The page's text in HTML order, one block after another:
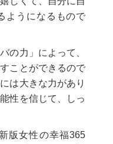
ようになるもので
の力」によって、
ことができるので
は大きな力があり
性を信じて、しっ
版女性の幸福365